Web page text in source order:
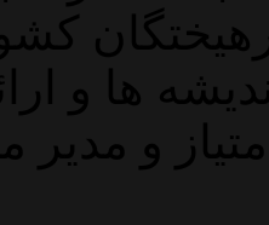
ها و
و مدیر